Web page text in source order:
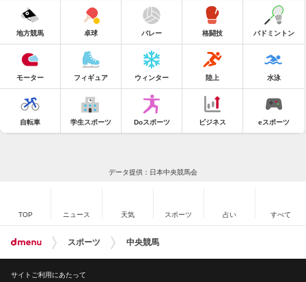
地方競馬 卓球 バレー 格闘技 バドミントン
モーター フィギュア ウィンター 陸上 水泳
自転車 学生スポーツ Doスポーツ ビジネス eスポーツ
データ提供：日本中央競馬会
TOP ニュース 天気 スポーツ 占い すべて
スポーツ 中央競馬
サイトご利用にあたって